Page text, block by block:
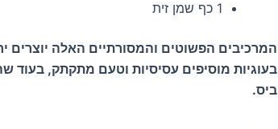
1 כף שמן זית
המרכיבים הפשוטים והמסורתיים האלה יוצרים
בעוגיות מוסיפים עסיסיות וטעם מתקתק, בעוד
ביס.